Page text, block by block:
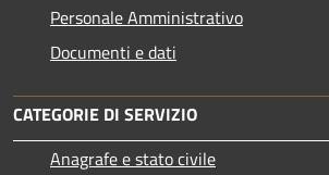
Personale Amministrativo
Documenti e dati
CATEGORIE DI SERVIZIO
Anagrafe e stato civile